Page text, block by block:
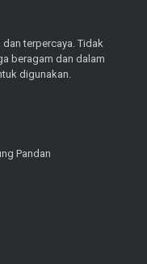
terpercaya. Tidak
beragam dan dalam
digunakan.
Pandan